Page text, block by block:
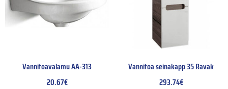
Vannitoavalamu AA-313
20.67€
Vannitoa seinakapp 35 Ravak
293.74€